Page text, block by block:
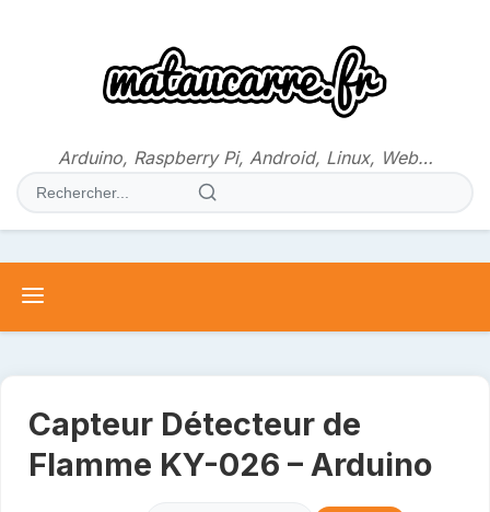
Arduino, Raspberry Pi, Android, Linux, Web…
Rechercher
:
Capteur Détecteur de
Flamme KY-026 – Arduino